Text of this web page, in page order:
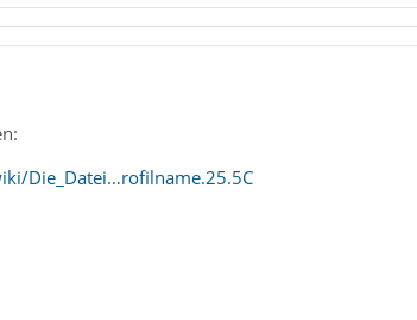
Die_Datei…rofilname.25.5C